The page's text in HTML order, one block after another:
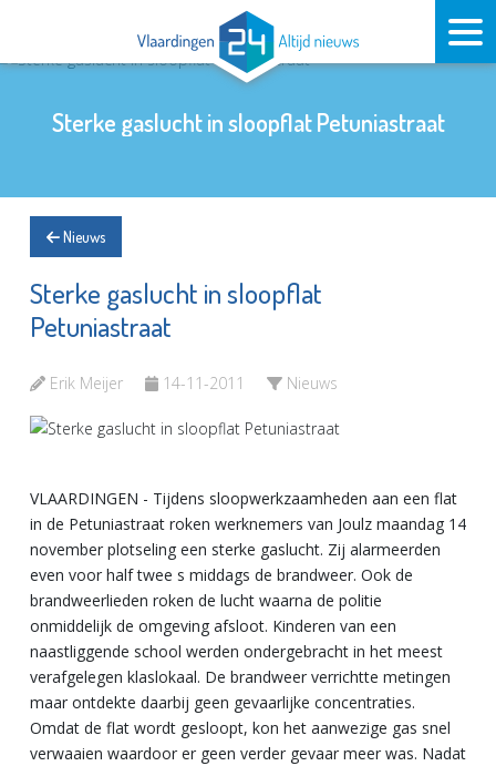
Sterke gaslucht in sloopflat Petuniastraat
Nieuws
Sterke gaslucht in sloopflat
Petuniastraat
Erik Meijer 14-11-2011 Nieuws
VLAARDINGEN - Tijdens sloopwerkzaamheden aan een flat
in de Petuniastraat roken werknemers van Joulz maandag 14
november plotseling een sterke gaslucht. Zij alarmeerden
even voor half twee s middags de brandweer. Ook de
brandweerlieden roken de lucht waarna de politie
onmiddelijk de omgeving afsloot. Kinderen van een
naastliggende school werden ondergebracht in het meest
verafgelegen klaslokaal. De brandweer verrichtte metingen
maar ontdekte daarbij geen gevaarlijke concentraties.
Omdat de flat wordt gesloopt, kon het aanwezige gas snel
verwaaien waardoor er geen verder gevaar meer was. Nadat